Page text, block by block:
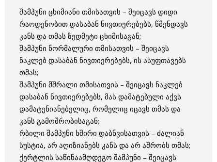
შამპუნი ცხიმიანი თმისათვის – შეიცავს დიდი
რაოდენობით დასაბან ნივთიერებებს, წმენდავს
კანს და თმას ზედმეტი ცხიმისაგან;
შამპუნი ნორმალური თმისათვის – შეიცავს
ნაკლებ დასაბან ნივთიერებებს, ის ასუფთავებს
თმას;
შამპუნი მშრალი თმისათვის – შეიცავს ნაკლებ
დასაბან ნივთიერებებს, მას დამატებული აქვს
დამატენიანებელიც, რომელიც იცავს თმას და
კანს გამოშრობისაგან;
რბილი შამპუნი ხშირი დაბნვისათვის – ძალიან
სუსტია, არ აღიზიანებს კანს და არ აშრობს თმას;
ქერტლის საწინაამღდეგო შამპუნი – შეიცავს